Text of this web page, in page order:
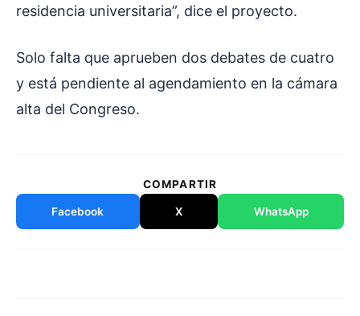
residencia universitaria”, dice el proyecto.
Solo falta que aprueben dos debates de cuatro
y está pendiente al agendamiento en la cámara
alta del Congreso.
COMPARTIR
Facebook X WhatsApp